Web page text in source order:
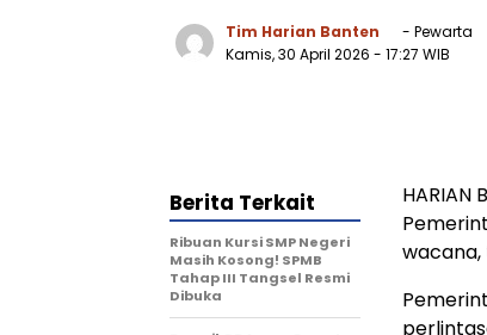
Tim Harian Banten
- Pewarta
Kamis, 30 April 2026 - 17:27 WIB
HARIAN
wacana,
Berita Terkait
Ribuan Kursi SMP Negeri
Masih Kosong! SPMB
Tahap III Tangsel Resmi
Dibuka